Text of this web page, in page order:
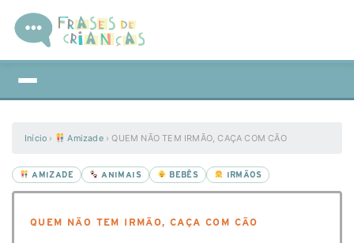
Início › Amizade ›QUEM NÃO TEM IRMÃO, CAÇA COM CÃO
AMIZADE ANIMAIS BEBÊS IRMÃOS
QUEM NÃO TEM IRMÃO, CAÇA COM CÃO